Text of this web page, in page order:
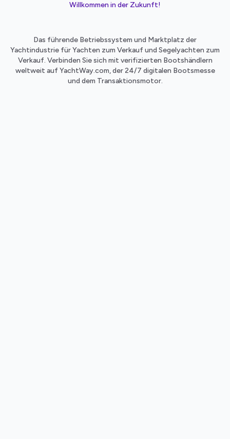
Willkommen in der Zukunft!
Das führende Betriebssystem und Marktplatz der
Yachtindustrie für Yachten zum Verkauf und Segelyachten zum
Verkauf. Verbinden Sie sich mit verifizierten Bootshändlern
weltweit auf YachtWay.com, der 24/7 digitalen Bootsmesse
und dem Transaktionsmotor.